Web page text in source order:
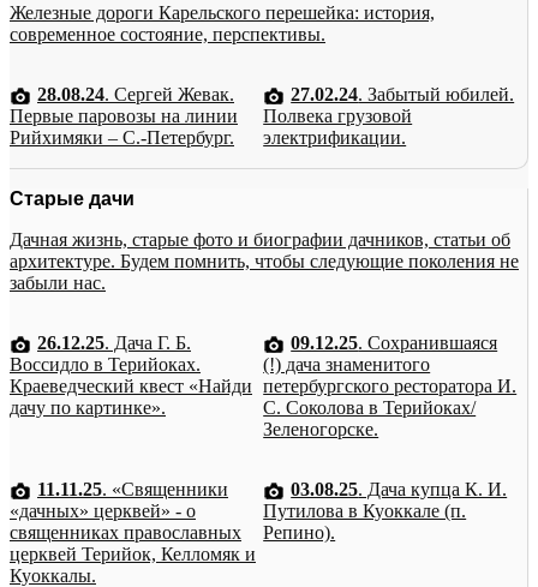
Железные дороги Карельского перешейка: история,
современное состояние, перспективы.
28.08.24. Сергей Жевак.
Первые паровозы на линии
Рийхимяки – С.-Петербург.
27.02.24. Забытый юбилей.
Полвека грузовой
электрификации.
Старые дачи
Дачная жизнь, старые фото и биографии дачников, статьи об
архитектуре. Будем помнить, чтобы следующие поколения не
забыли нас.
26.12.25. Дача Г. Б.
Воссидло в Терийоках.
Краеведческий квест «Найди
дачу по картинке».
09.12.25. Сохранившаяся
(!) дача знаменитого
петербургского ресторатора И.
С. Соколова в Терийоках/
Зеленогорске.
11.11.25. «Священники
«дачных» церквей» - о
священниках православных
церквей Терийок, Келломяк и
Куоккалы.
03.08.25. Дача купца К. И.
Путилова в Куоккале (п.
Репино).